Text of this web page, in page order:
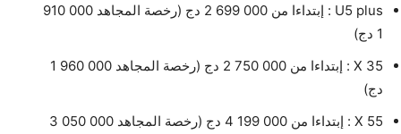
U5 plus : إبتداءا من 000 699 2 دج (رخصة المجاهد 000 910
1 دج)
X 35 : إبتداءا من 000 750 2 دج (رخصة المجاهد 000 960 1
دج)
X 55 : إبتداءا من 000 199 4 دج (رخصة المجاهد 000 050 3